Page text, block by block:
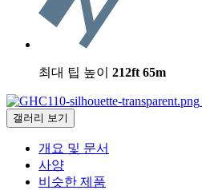
최대 팁 높이 212ft 65m
갤러리 보기
개요 및 문서
사양
비슷한 제품